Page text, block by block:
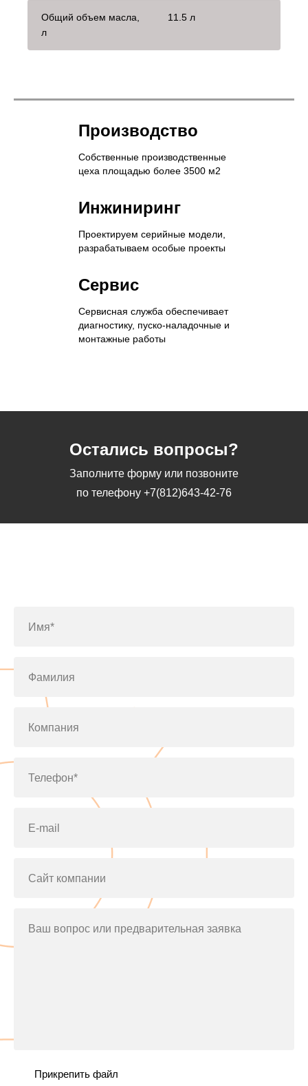
Общий объем масла,
л
11.5 л
Производство
Собственные производственные
цеха площадью более 3500 м2
Инжиниринг
Проектируем серийные модели,
разрабатываем особые проекты
Сервис
Сервисная служба обеспечивает
диагностику, пуско-наладочные и
монтажные работы
Остались вопросы?
Заполните форму или позвоните
по телефону +7(812)643-42-76
Имя*
Фамилия
Компания
Телефон*
E-mail
Сайт компании
Ваш вопрос или предварительная заявка
Прикрепить файл